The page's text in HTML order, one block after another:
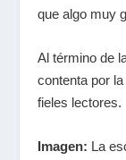
que algo muy
Al término de
contenta por
fieles lectores.
Imagen: La